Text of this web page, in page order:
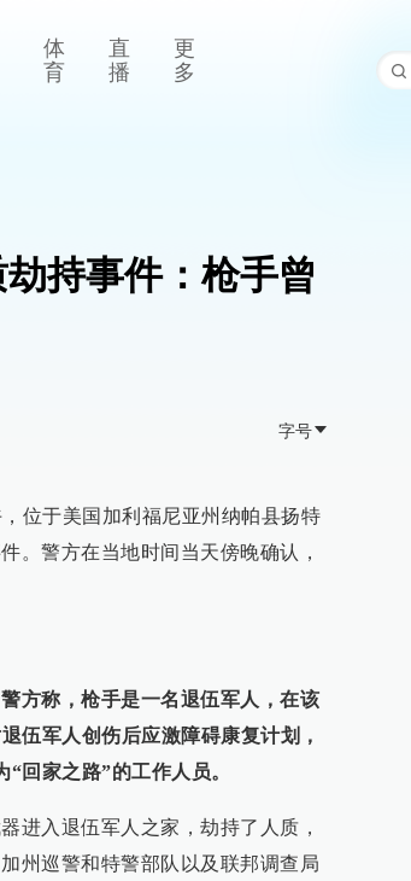
体
育
直
播
更
多
持事件：枪手曾
字号
位于美国加利福尼亚州纳帕县扬特
。警方在当地时间当天傍晚确认，
方称，枪手是一名退伍军人，在该
伍军人创伤后应激障碍康复计划，
回家之路”的工作人员。
进入退伍军人之家，劫持了人质，
州巡警和特警部队以及联邦调查局